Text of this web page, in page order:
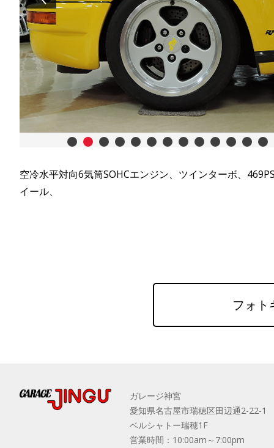
空冷水平対向6気筒SOHCエンジン、ツインターボ、
イール、
フォト
ガレージ神宮
愛知県名古屋市瑞穂区田辺通2-22-1
ベルシャトー瑞穂1F
営業時間：10:00am～7:00pm